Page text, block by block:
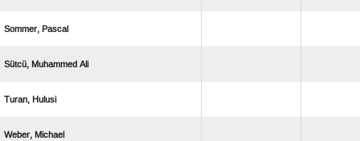
 
  
 
 